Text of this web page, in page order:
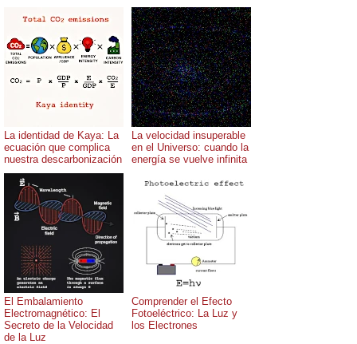
La identidad de Kaya: La
ecuación que complica
nuestra descarbonización
La velocidad insuperable
en el Universo: cuando la
energía se vuelve infinita
El Embalamiento
Electromagnético: El
Secreto de la Velocidad
de la Luz
Comprender el Efecto
Fotoeléctrico: La Luz y
los Electrones